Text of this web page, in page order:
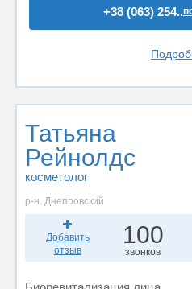
+38 (063) 254..
Татьяна
Рейнолдс
косметолог
р-н. Днепровский
Добавить
отзыв
100
звонков